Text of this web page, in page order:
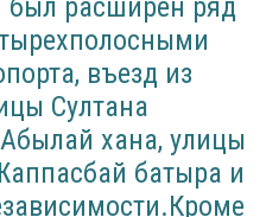
расширен ряд
въезд из
Султана
хана, улицы
батыра и